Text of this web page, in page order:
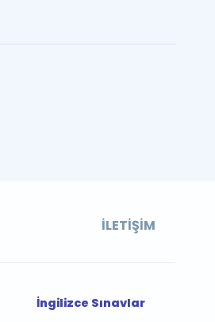
İLETIŞIM
İngilizce Sınavlar